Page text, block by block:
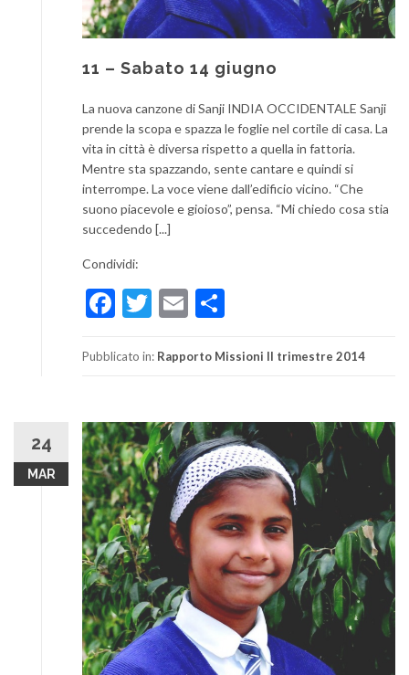
11 – Sabato 14 giugno
La nuova canzone di Sanji INDIA OCCIDENTALE Sanji
prende la scopa e spazza le foglie nel cortile di casa. La
vita in città è diversa rispetto a quella in fattoria.
Mentre sta spazzando, sente cantare e quindi si
interrompe. La voce viene dall’edificio vicino. “Che
suono piacevole e gioioso”, pensa. “Mi chiedo cosa stia
succedendo [...]
Condividi:
Facebook
Twitter
Email
Pubblicato in: Rapporto Missioni II trimestre 2014
24
MAR